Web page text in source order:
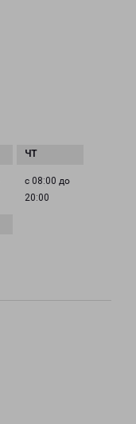
с 08:00 до
20:00